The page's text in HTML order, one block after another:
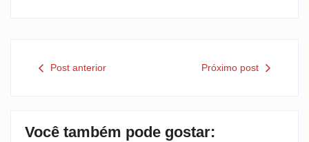
Post anterior Próximo post
Você também pode gostar: